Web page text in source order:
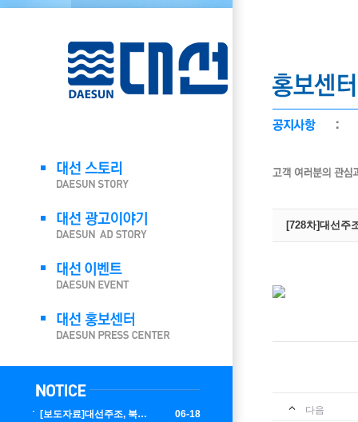
[보도자료]대선주조, 북중미 월드컵 대한민국 응원 에디션 한정 출시
06-18
[728차]대선주
다음